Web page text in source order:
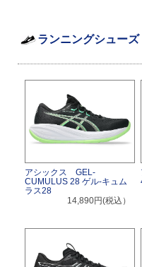
ランニングシュー
アシックス GEL-
CUMULUS 28 ゲル-キュム
ラス28
14,890円(税込）